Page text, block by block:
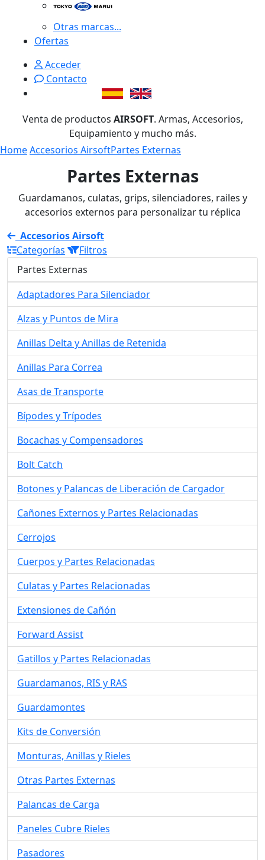
Otras marcas...
Ofertas
Acceder
Contacto
Venta de productos AIRSOFT. Armas, Accesorios,
Equipamiento y mucho más.
HomeAccesorios AirsoftPartes Externas
Partes Externas
Guardamanos, culatas, grips, silenciadores, railes y
accesorios externos para personalizar tu réplica
Accesorios Airsoft
Categorías
Filtros
Partes Externas
Adaptadores Para Silenciador
Alzas y Puntos de Mira
Anillas Delta y Anillas de Retenida
Anillas Para Correa
Asas de Transporte
Bípodes y Trípodes
Bocachas y Compensadores
Bolt Catch
Botones y Palancas de Liberación de Cargador
Cañones Externos y Partes Relacionadas
Cerrojos
Cuerpos y Partes Relacionadas
Culatas y Partes Relacionadas
Extensiones de Cañón
Forward Assist
Gatillos y Partes Relacionadas
Guardamanos, RIS y RAS
Guardamontes
Kits de Conversión
Monturas, Anillas y Rieles
Otras Partes Externas
Palancas de Carga
Paneles Cubre Rieles
Pasadores